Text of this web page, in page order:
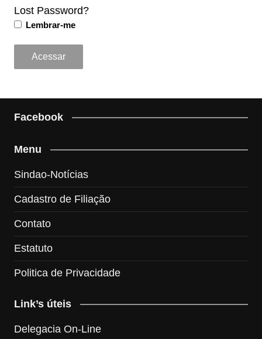
Lost Password?
Lembrar-me
Facebook
Menu
Sindao-Notícias
Cadastro de Filiação
Contato
Estatuto
Politica de Privacidade
Link’s úteis
Delegacia On-Line